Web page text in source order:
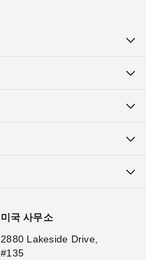
미국 사무소
2880 Lakeside Drive,
#135